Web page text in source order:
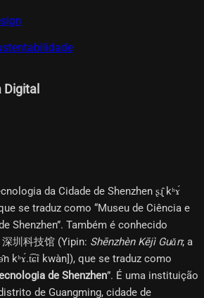
da Cidade de Shenzhen ʂɻ̩̂ kʰɤ́
se traduz como “Museu de Ciência e
Shenzhen”. Também é conhecido
圳科技馆 (Yipin: Shēnzhèn Kējì Guǎn; a
kʰɤ́.t͡ɕî kwàn]), que se traduz como
de Shenzhen”. É uma instituição
de Guangming, cidade de